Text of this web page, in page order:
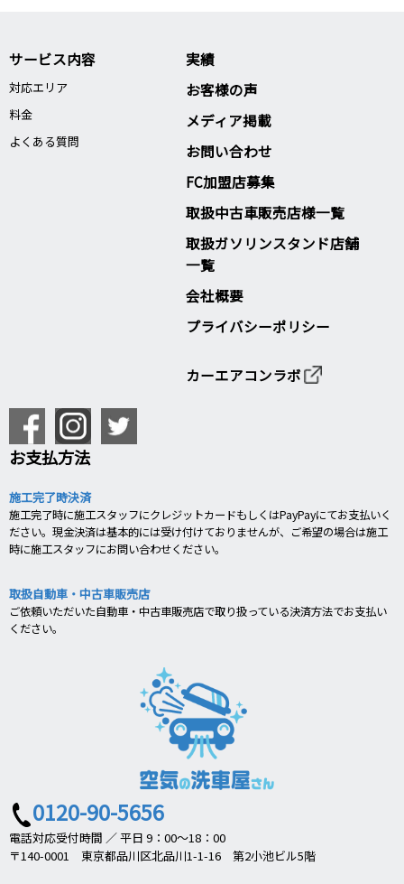
サービス内容
対応エリア
料金
よくある質問
実績
お客様の声
メディア掲載
お問い合わせ
FC加盟店募集
取扱中古車販売店様一覧
取扱ガソリンスタンド店舗
一覧
会社概要
プライバシーポリシー
カーエアコンラボ
お支払方法
施工完了時決済
施工完了時に施工スタッフにクレジットカードもしくはPayPayにてお支払いく
ださい。現金決済は基本的には受け付けておりませんが、ご希望の場合は施工
時に施工スタッフにお問い合わせください。
取扱自動車・中古車販売店
ご依頼いただいた自動車・中古車販売店で取り扱っている決済方法でお支払い
ください。
0120-90-5656
電話対応受付時間 ／ 平日 9：00～18：00
〒140-0001 東京都品川区北品川1-1-16 第2小池ビル5階